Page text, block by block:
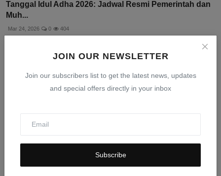
JOIN OUR NEWSLETTER
Join our subscribers list to get the latest news, updates
and special offers directly in your inbox
Subscribe
Tanggal Idul Adha 2026: Jadwal Resmi Pemerintah dan
Muh...
Mar 24, 2026 0 404